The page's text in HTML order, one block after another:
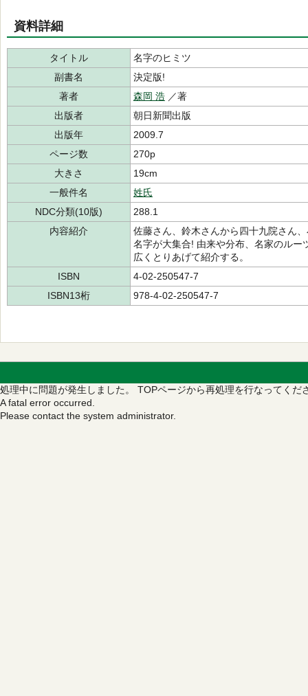
資料詳細
タイトル
名字のヒミツ
副書名
決定版!
著者
森岡 浩 ／著
出版者
朝日新聞出版
出版年
2009.7
ページ数
270p
大きさ
19cm
一般件名
姓氏
NDC分類(10版)
288.1
内容紹介
佐藤さん、鈴木さんから四十九院さん
名字が大集合! 由来や分布、名家のル
広くとりあげて紹介する。
ISBN
4-02-250547-7
ISBN13桁
978-4-02-250547-7
処理中に問題が発生しました。 TOPページから再処理を行なってくだ
A fatal error occurred.
Please contact the system administrator.